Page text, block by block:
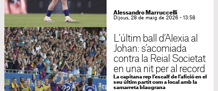
Alessandro Marruccelli
Dijous, 28 de maig de 2026 - 13:58
L’últim ball d’Alexia al
Johan: s’acomiada
contra la Reial Societat
en una nit per al record
La capitana rep l’escalf de l’afició en el
seu últim partit com a local amb la
samarreta blaugrana